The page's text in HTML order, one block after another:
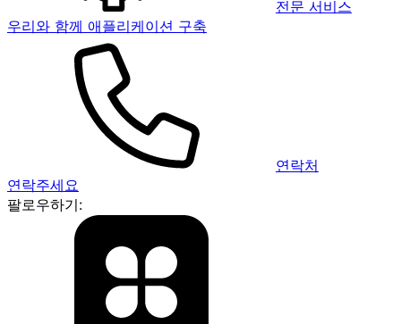
전문 서비스
우리와 함께 애플리케이션 구축
연락처
연락주세요
팔로우하기: